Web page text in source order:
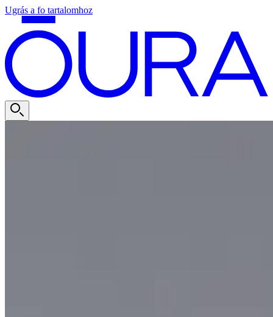
Ugrás a fo tartalomhoz